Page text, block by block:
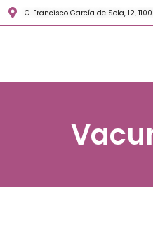
C. Francisco García de Sola, 12,